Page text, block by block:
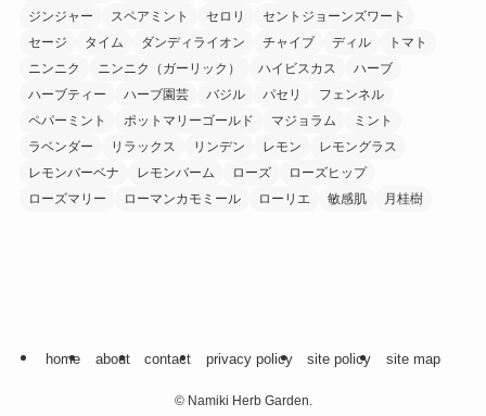
ジンジャー
スペアミント セロリ
セントジョーンズワート
セージ
タイム ダンディライオン チャイブ ディル
トマト
ニンニク
ニンニク（ガーリック） ハイビスカス
ハーブ
ハーブティー
ハーブ園芸 バジル パセリ
フェンネル
ペパーミント
ポットマリーゴールド マジョラム
ミント
ラベンダー
リラックス リンデン レモン
レモングラス
レモンバーベナ
レモンバーム ローズ
ローズヒップ
ローズマリー
ローマンカモミール ローリエ 敏感肌 月桂樹
home about contact privacy policy site policy site map
©Namiki Herb Garden.